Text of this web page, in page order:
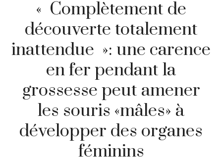
« Complètement de
découverte totalement
inattendue »: une carence
en fer pendant la
grossesse peut amener
les souris «mâles» à
développer des organes
féminins